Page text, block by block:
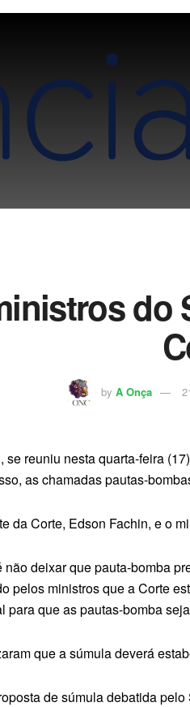
do
by A Onça
reuniu nesta quarta-feira
as chamadas pautas-
da Corte, Edson Fachin, e o
deixar que pauta-bomba
pelos ministros que a Corte
para que as pautas-bomba
que a súmula deverá
de súmula debatida